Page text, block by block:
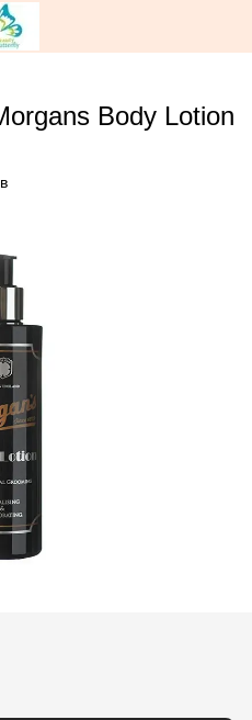
Body Lotion